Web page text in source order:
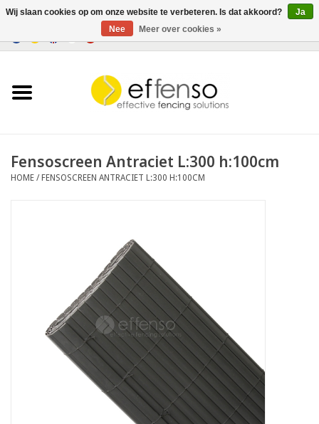
Documenten
Fensoscreen Antraciet L:300 h:100cm
HOME /FENSOSCREEN ANTRACIET L:300 H:100CM
Wij slaan cookies op om onze website te verbeteren. Is dat akkoord?
Ja
Nee
Meer over cookies »